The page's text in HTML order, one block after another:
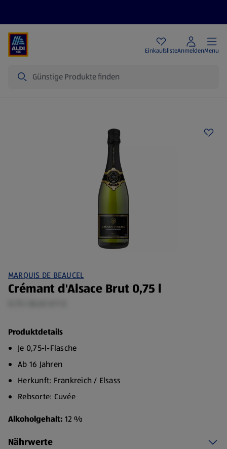
EinkaufslisteAnmeldenMenu
MARQUIS DE BEAUCEL
Crémant d'Alsace Brut 0,75 l
Produktdetails
Je 0,75-l-Flasche
Ab 16 Jahren
Herkunft: Frankreich / Elsass
Rebsorte: Cuvée
Passend zu: Fisch, Meeresfrüchte, Apéro, Dessert
Hergestellt nach der traditionellen Flaschengärung verfügt
dieser Crémant aus dem Elsass über ein feines Prickeln
Alkoholgehalt: 12 %
Nährwerte